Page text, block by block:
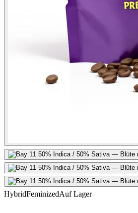
HybridFeminizedAuf Lager